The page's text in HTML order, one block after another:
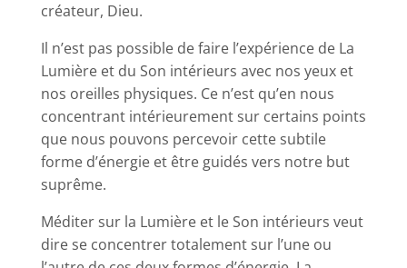
créateur, Dieu.
Il n’est pas possible de faire l’expérience de La
Lumière et du Son intérieurs avec nos yeux et
nos oreilles physiques. Ce n’est qu’en nous
concentrant intérieurement sur certains points
que nous pouvons percevoir cette subtile
forme d’énergie et être guidés vers notre but
suprême.
Méditer sur la Lumière et le Son intérieurs veut
dire se concentrer totalement sur l’une ou